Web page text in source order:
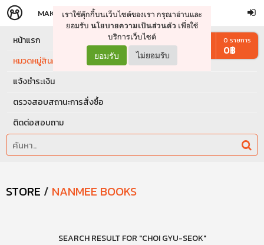
จัดการรถเข็น ดำเนินการต่อ
MAKERS STORE
เราใช้คุ๊กกี้บนเว็บไซต์ของเรา กรุณาอ่านและ
ยอมรับ นโยบายความเป็นส่วนตัว เพื่อใช้
บริการเว็บไซต์
ยอมรับ ไม่ยอมรับ
หน้าแรก
หมวดหมู่สินค้า
แจ้งชำระเงิน
ตรวจสอบสถานะการสั่งซื้อ
ติดต่อสอบถาม
0 รายการ
0฿
STORE / NANMEE BOOKS
SEARCH RESULT FOR "CHOI GYU-SEOK"